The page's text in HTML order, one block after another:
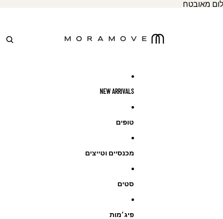
מאובטח
NEW ARRIVALS
טופים
מכנסיים וטייצים
סטים
פיג׳מות